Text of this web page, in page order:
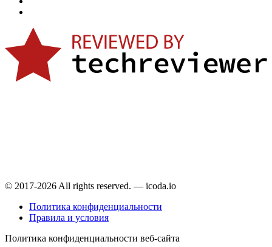
© 2017-2026 All rights reserved. — icoda.io
Политика конфиденциальности
Правила и условия
Политика конфиденциальности веб-сайта